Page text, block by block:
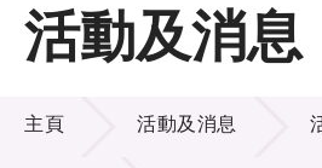
主頁
關於LSCM
技術商品化
活動及消息
活動及消息
主頁 活動及消息